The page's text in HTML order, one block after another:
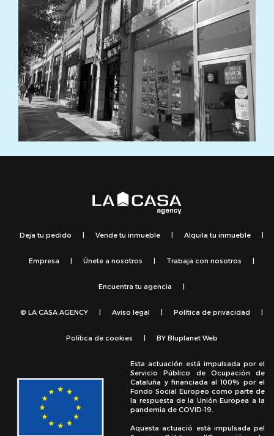
Deja tu pedido | Vende tu inmueble | Alquila tu inmueble |
Empresa | Únete a nosotros | Trabaja con nosotros |
Encuentra tu agencia |
© LA CASA AGENCY | Aviso legal | Política de privacidad |
Política de cookies | BY Bluplanet Web
Esta actuación está impulsada por el
Servicio Público de Ocupación de
Cataluña y financiada al 100% por el
Fondo Social Europeo como parte de
la respuesta de la Unión Europea a la
pandemia de COVID-19.
Aquesta actuació està impulsada pel